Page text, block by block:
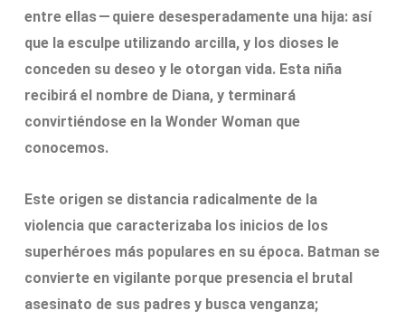
entre ellas — quiere desesperadamente una hija: así
que la esculpe utilizando arcilla, y los dioses le
conceden su deseo y le otorgan vida. Esta niña
recibirá el nombre de Diana, y terminará
convirtiéndose en la Wonder Woman que
conocemos.
Este origen se distancia radicalmente de la
violencia que caracterizaba los inicios de los
superhéroes más populares en su época. Batman se
convierte en vigilante porque presencia el brutal
asesinato de sus padres y busca venganza;